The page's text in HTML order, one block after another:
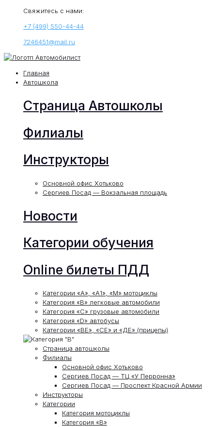
Свяжитесь с нами:
+7 (499) 550-44-44
7246451@mail.ru
Главная
Автошкола
Страница Автошколы
Филиалы
Инструкторы
Основной офис Хотьково
Сергиев Посад — Вокзальная площадь
Новости
Категории обучения
Online билеты ПДД
Категории «А», «А1», «М» мотоциклы
Категория «В» легковые автомобили
Категория «С» грузовые автомобили
Категория «D» автобусы
Категории «ВЕ», «СЕ» и «ДЕ» (прицепы)
Страница автошколы
Филиалы
Основной офис Хотьково
Сергиев Посад — ТЦ «У Перронна»
Сергиев Посад — Проспект Красной Армии
Инструкторы
Категории
Категория мотоциклы
Категория «В»